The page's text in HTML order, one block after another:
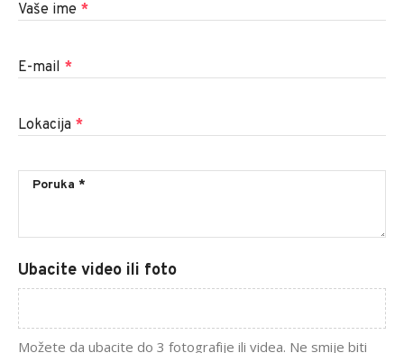
Vaše ime *
E-mail *
Lokacija *
Ubacite video ili foto
Možete da ubacite do 3 fotografije ili videa. Ne smije biti